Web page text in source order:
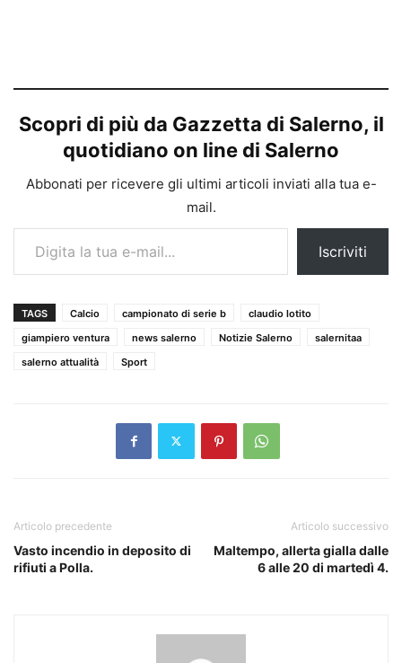
Scopri di più da Gazzetta di Salerno, il
quotidiano on line di Salerno
Abbonati per ricevere gli ultimi articoli inviati alla tua e-
mail.
Digita la tua e-mail...
Iscriviti
TAGS Calcio campionato di serie b
claudio lotito
giampiero ventura
news salerno Notizie Salerno
salernitaa
salerno attualità
Sport
Articolo precedente
Vasto incendio in deposito di
rifiuti a Polla.
Articolo successivo
Maltempo, allerta gialla dalle
6 alle 20 di martedì 4.